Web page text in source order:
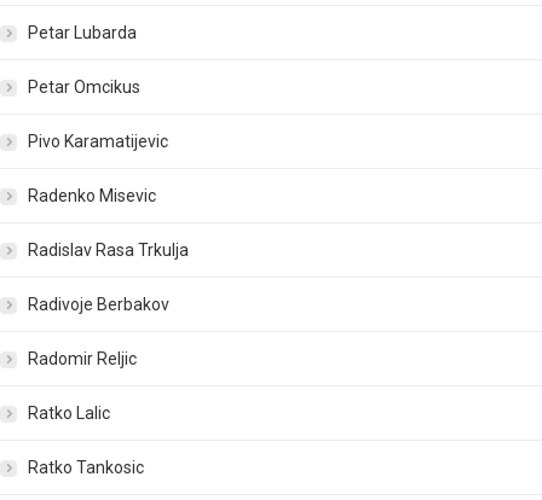
Petar Lubarda
Petar Omcikus
Pivo Karamatijevic
Radenko Misevic
Radislav Rasa Trkulja
Radivoje Berbakov
Radomir Reljic
Ratko Lalic
Ratko Tankosic